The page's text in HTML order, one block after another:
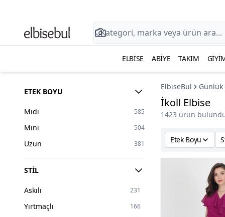
ELBISE ABIYE TAKIM
ETEK BOYU
Midi 585
Mini 504
Uzun 381
STIL
Askılı 231
Yırtmaçlı 166
ElbiseBul Günlük
İkoll Elbise
1423 ürün
Etek Boyu